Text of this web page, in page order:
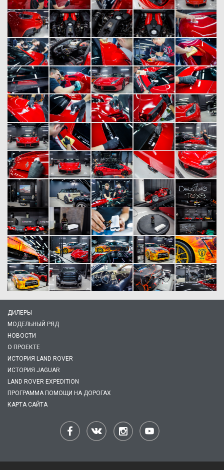
ДИЛЕРЫ
МОДЕЛЬНЫЙ РЯД
НОВОСТИ
О ПРОЕКТЕ
ИСТОРИЯ LAND ROVER
ИСТОРИЯ JAGUAR
LAND ROVER EXPEDITION
ПРОГРАММА ПОМОЩИ НА ДОРОГАХ
КАРТА САЙТА